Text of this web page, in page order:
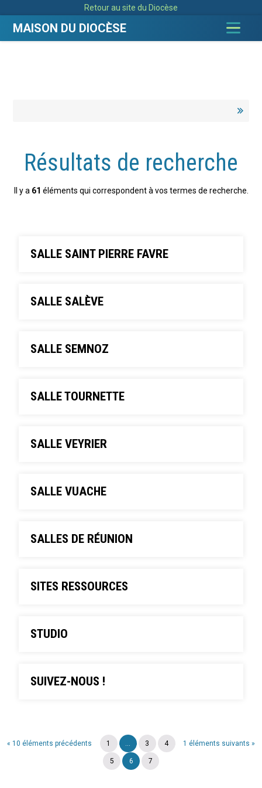
contenu.
la
Retour au site du Diocèse
MAISON DU DIOCÈSE
Résultats de recherche
Il y a 61 éléments qui correspondent à vos termes de recherche.
SALLE SAINT PIERRE FAVRE
SALLE SALÈVE
SALLE SEMNOZ
SALLE TOURNETTE
SALLE VEYRIER
SALLE VUACHE
SALLES DE RÉUNION
SITES RESSOURCES
STUDIO
SUIVEZ-NOUS !
« 10 éléments précédents 1 éléments suivants »
1 ... 3 4
5 6 7